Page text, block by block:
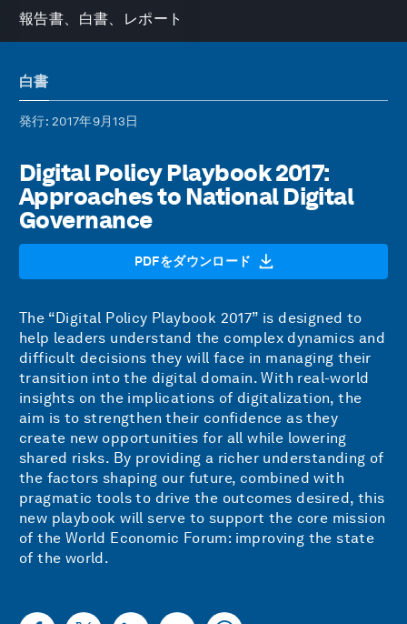
報告書、白書、レポート
白書
発行: 2017年9月13日
Digital Policy Playbook 2017:
Approaches to National Digital
Governance
PDFをダウンロード
The “Digital Policy Playbook 2017” is designed to
help leaders understand the complex dynamics and
difficult decisions they will face in managing their
transition into the digital domain. With real-world
insights on the implications of digitalization, the
aim is to strengthen their confidence as they
create new opportunities for all while lowering
shared risks. By providing a richer understanding of
the factors shaping our future, combined with
pragmatic tools to drive the outcomes desired, this
new playbook will serve to support the core mission
of the World Economic Forum: improving the state
of the world.